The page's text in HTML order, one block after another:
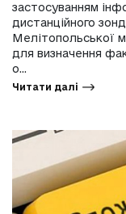
застосуванням
дистанційного
Мелітопольської
для визначення
о...
Читати далі